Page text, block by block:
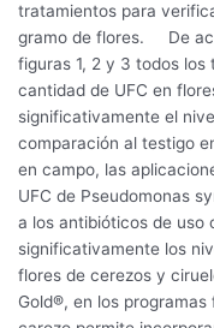
tratamientos para
gramo de flores. De
figuras 1, 2 y 3 todos los
cantidad de UFC en
significativamente el
comparación al testigo
en campo, las
UFC de Pseudomonas
a los antibióticos de uso
significativamente los
flores de cerezos y
Gold®, en los